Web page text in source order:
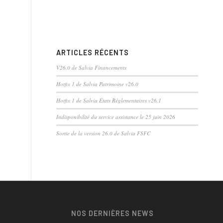
ARTICLES RÉCENTS
V26.0 de Salvia Financements
Hotfix 1 de Salvia Patrimoine v26.0
Hotfix 1 de Salvia États Réglementaires v26.1
Indisponibilité du service assistance le 25 juin 2026
Sortie de la version 26.0 de Salvia FSFC
NOS DERNIÈRES NEWS